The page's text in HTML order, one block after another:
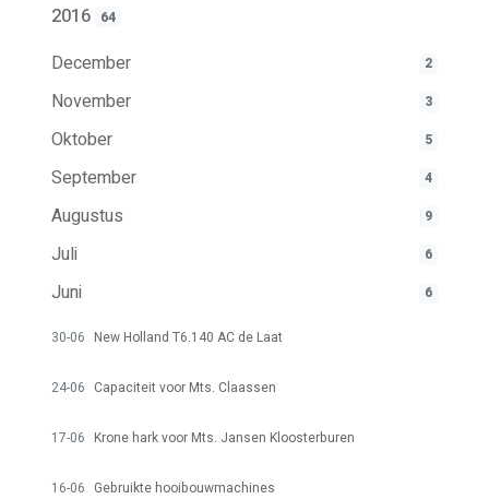
2016 64
December 2
November 3
Oktober 5
September 4
Augustus 9
Juli 6
Juni 6
30-06 New Holland T6.140 AC de Laat
24-06 Capaciteit voor Mts. Claassen
17-06 Krone hark voor Mts. Jansen Kloosterburen
16-06 Gebruikte hooibouwmachines